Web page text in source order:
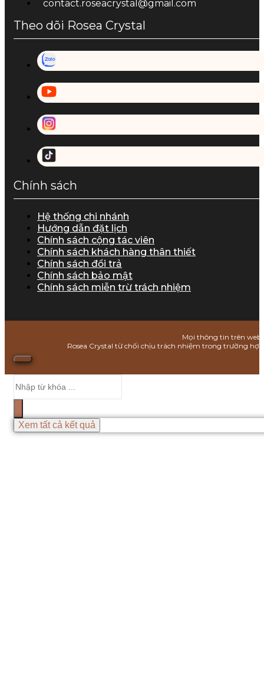
contact.roseacrystal@gmail.com
Theo dõi Rosea Crystal
Chính sách
Hệ thống chi nhánh
Hướng dẫn đặt lịch
Chính sách cộng tác viên
Chính sách khách hàng thân thiết
Chính sách đổi trả
Chính sách bảo mật
Chính sách miễn trừ trách nhiệm
Mọi thông tin trên
Rosea Crystal từ chối chịu trách nhiệm trong trường
...
Xem tất cả kết quả